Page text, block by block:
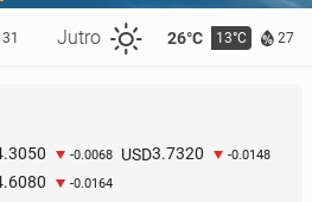
31 Jutro 26°C 13°C 27
-0.0068 USD3.7320 -0.0148
-0.0164